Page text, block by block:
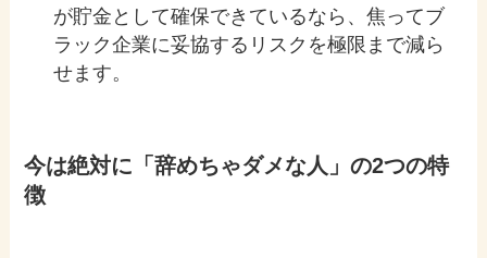
が貯金として確保できているなら、焦ってブ
ラック企業に妥協するリスクを極限まで減ら
せます。
今は絶対に「辞めちゃダメな人」の2つの特
徴